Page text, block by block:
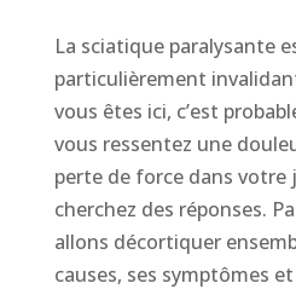
La sciatique paralysante
particulièrement
vous êtes ici, c’est
vous ressentez une
perte de force dans votre
cherchez des réponses.
allons décortiquer
causes, ses symptômes